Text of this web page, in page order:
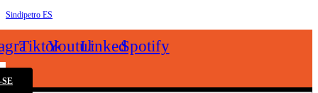
Sindipetro ES
TiktokYoutubeLinkedinSpotify